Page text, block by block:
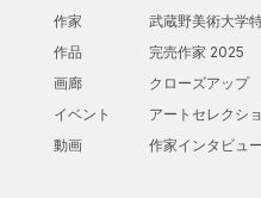
作家
作品
画廊
イベント
動画
武蔵野美術大学
完売作家 2025
クローズアップ
アートセレクシ
作家インタビュー